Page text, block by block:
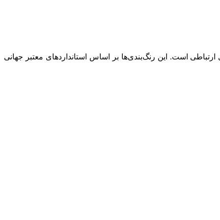
است. این رنگ‌بندی‌ها بر اساس استانداردهای معتبر جهانی